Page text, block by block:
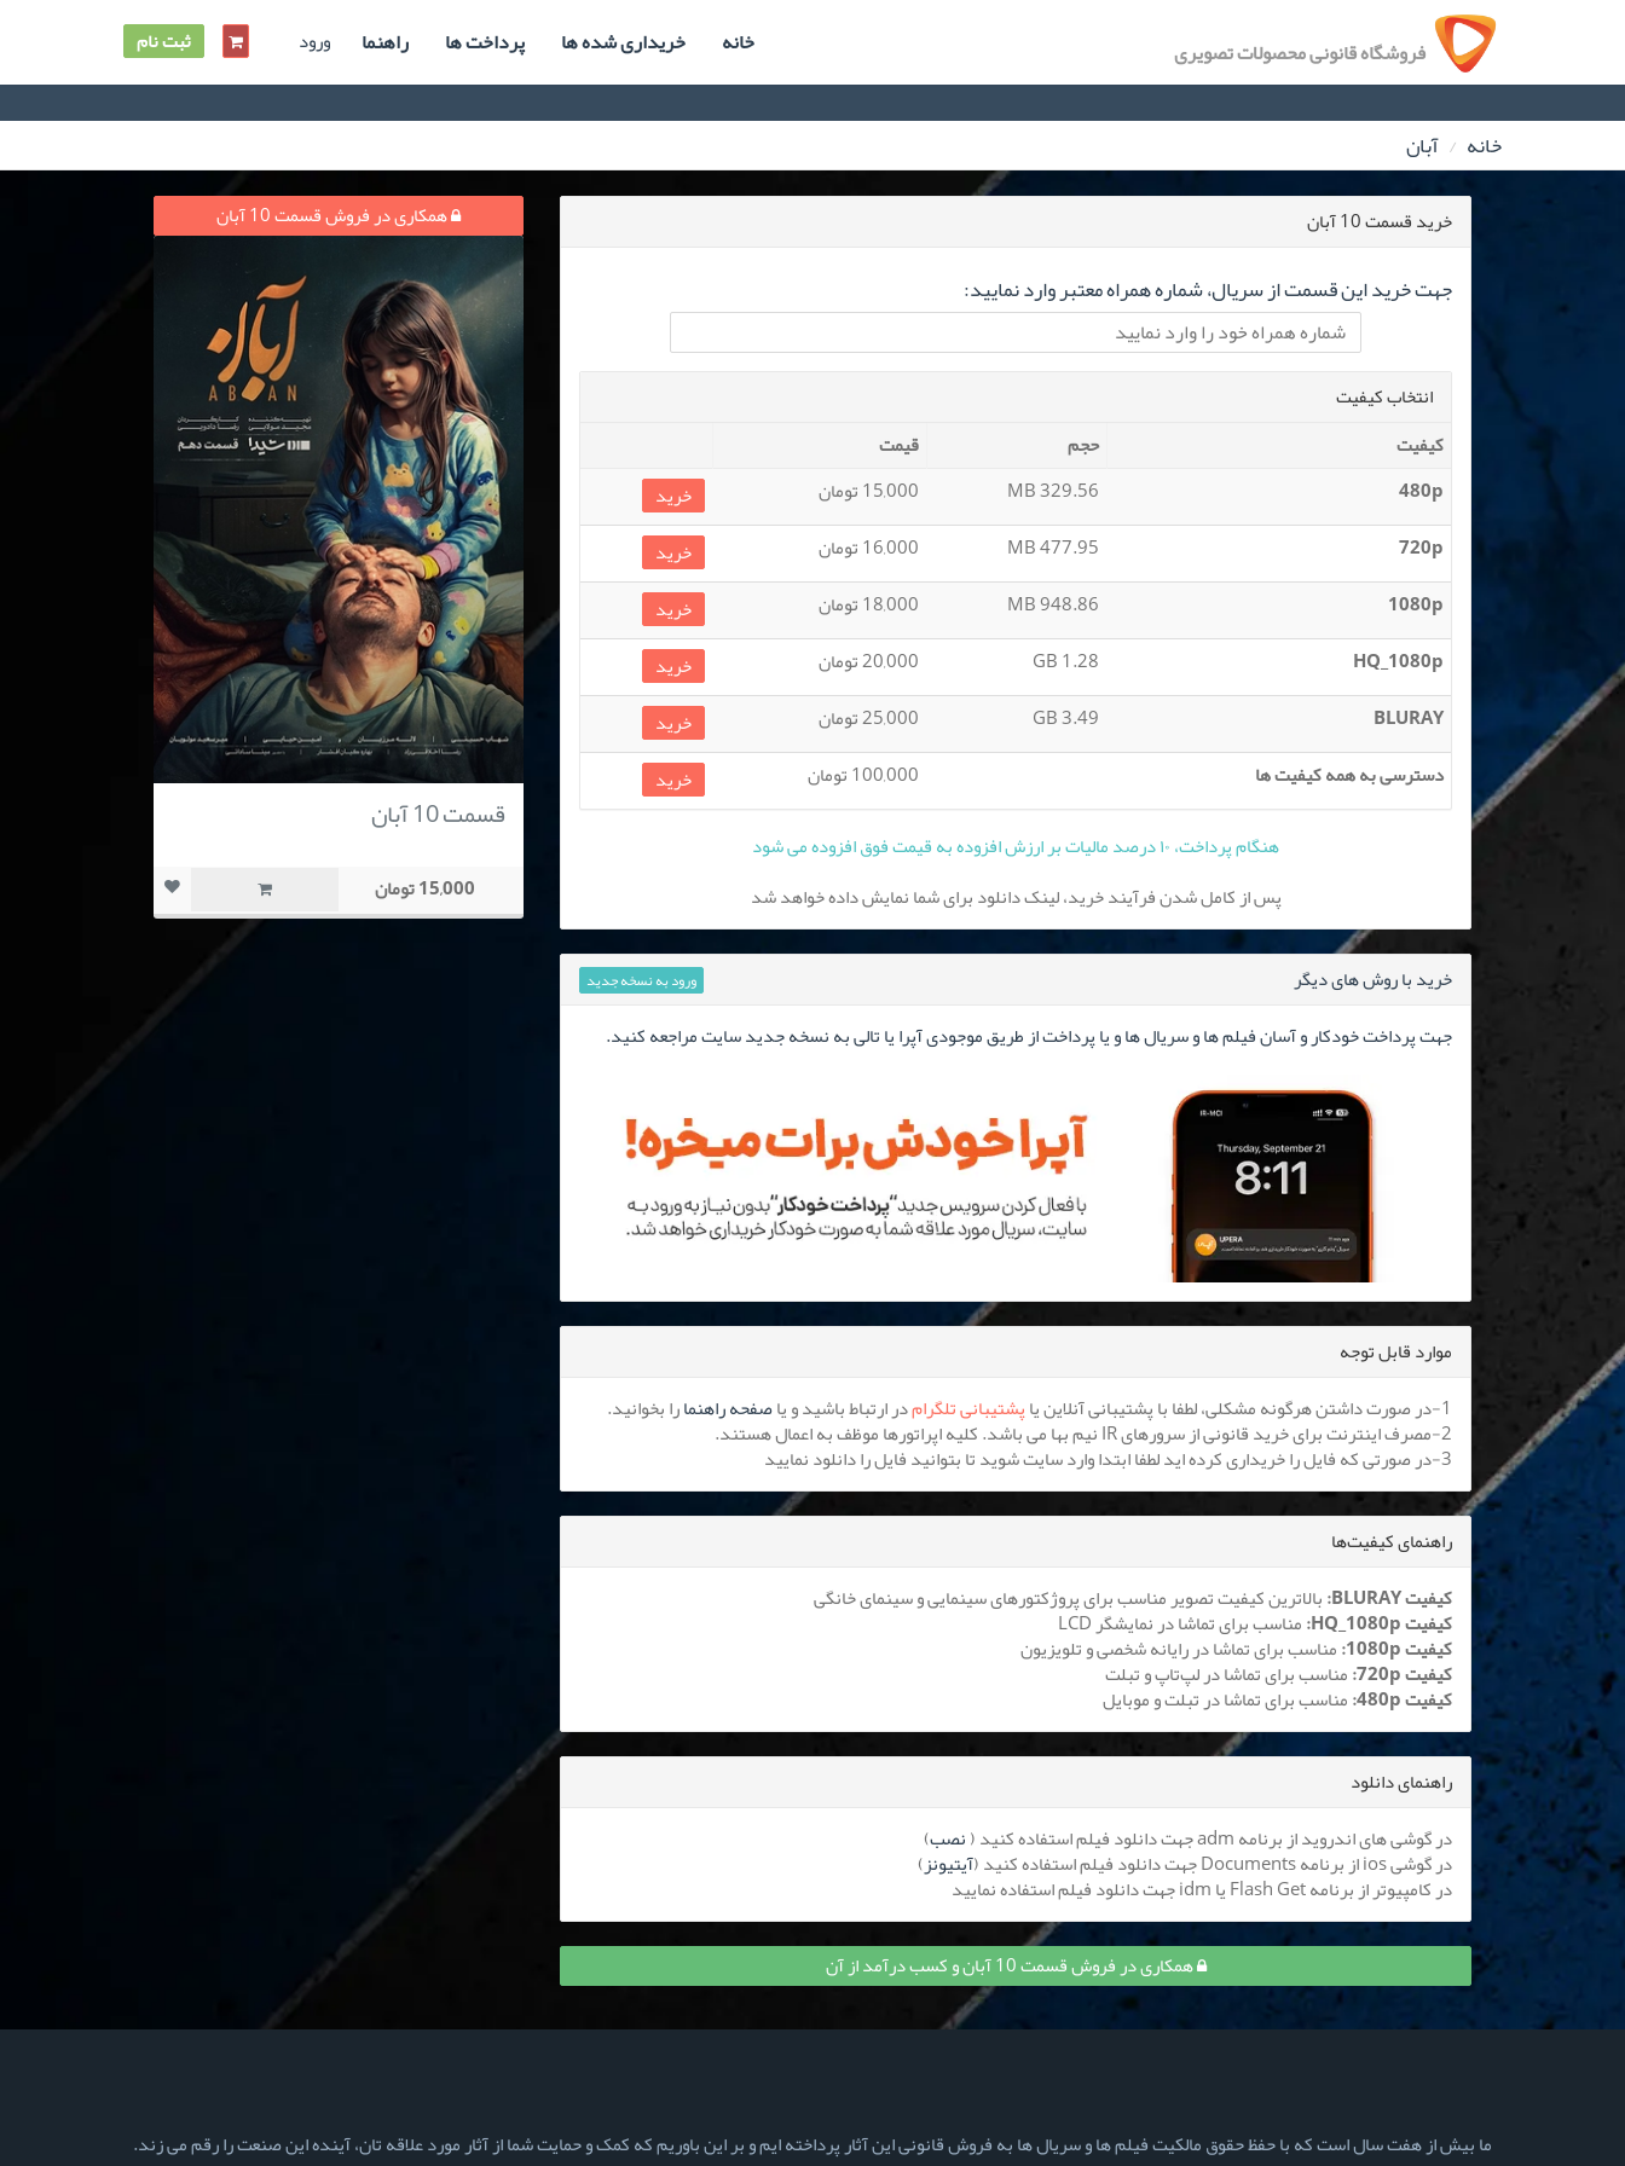
فروشگاه قانونی محصولات تصویری خانه خریداری شده ها پرداخت ها راهنما ورود ثبت نام
خانه آبان
خرید قسمت 10 آبان
جهت خرید این قسمت از سریال، شماره همراه معتبر وارد نمایید:
انتخاب کیفیت
کیفیت
حجم
قیمت
480p
329.56 MB 15,000 تومان
خرید
720p
477.95 MB 16,000 تومان
خرید
1080p
948.86 MB 18,000 تومان
خرید
HQ_1080p
1.28 GB 20,000 تومان
خرید
BLURAY
3.49 GB 25,000 تومان
خرید
دسترسی به همه کیفیت ها
100,000 تومان
خرید
هنگام پرداخت، ۱۰ درصد مالیات بر ارزش افزوده به قیمت فوق افزوده می شود
پس از کامل شدن فرآیند خرید، لینک دانلود برای شما نمایش داده خواهد شد
خرید با روش های دیگر ورود به نسخه جدید
جهت پرداخت خودکار و آسان فیلم ها و سریال ها و یا پرداخت از طریق موجودی آپرا یا تالی به نسخه جدید سایت مراجعه کنید.
موارد قابل توجه
1-در صورت داشتن هرگونه مشکلی، لطفا با پشتیبانی آنلاین یا
پشتیبانی تلگرامدر ارتباط باشید و یاصفحه راهنمارا بخوانید.
2-مصرف اینترنت برای خرید قانونی از سرورهای IR نیم بها می باشد. کلیه اپراتورها موظف به اعمال هستند.
3-در صورتی که فایل را خریداری کرده اید لطفا ابتدا وارد سایت شوید تا بتوانید فایل را دانلود نمایید
راهنمای کیفیت‌ها
کیفیت BLURAY:
بالاترین کیفیت تصویر مناسب برای پروژکتورهای سینمایی و سینمای خانگی
کیفیت HQ_1080p: مناسب برای تماشا در نمایشگر LCD
کیفیت 1080p: مناسب برای تماشا در رایانه شخصی و تلویزیون
کیفیت 720p: مناسب برای تماشا در لپ‌تاپ و تبلت
کیفیت 480p: مناسب برای تماشا در تبلت و موبایل
راهنمای دانلود
در گوشی های اندروید از برنامه adm جهت دانلود فیلم استفاده کنید (
نصب)
در گوشی ios از برنامه Documents جهت دانلود فیلم استفاده کنید ( آیتیونز)
در کامپیوتر از برنامه Flash Get یا idm جهت دانلود فیلم استفاده نمایید
همکاری در فروش قسمت 10 آبان و کسب درآمد از آن
همکاری در فروش قسمت 10 آبان
قسمت 10 آبان
15,000 تومان
ما بیش از هفت سال است که با حفظ حقوق مالکیت فیلم ها و سریال ها به فروش قانونی این آثار پرداخته ایم و بر این باوریم که کمک و حمایت شما از آثار مورد علاقه تان، آینده این صنعت را رقم می زند.